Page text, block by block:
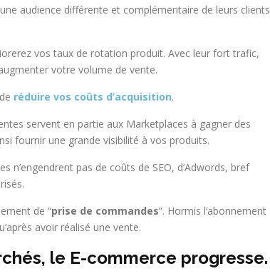
audience différente et complémentaire de leurs clients
vos taux de rotation produit. Avec leur fort trafic,
votre volume de vente.
réduire vos coûts d’acquisition.
servent en partie aux Marketplaces à gagner des
fournir une grande visibilité à vos produits.
n’engendrent pas de coûts de SEO, d’Adwords, bref
de “prise de commandes”. Hormis l’abonnement
avoir réalisé une vente.
le E-commerce progresse.